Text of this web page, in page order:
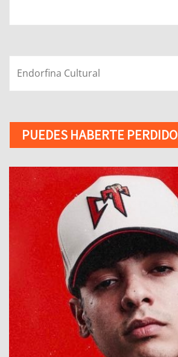
Endorfina Cultural
PUEDES HABERTE PERDIDO